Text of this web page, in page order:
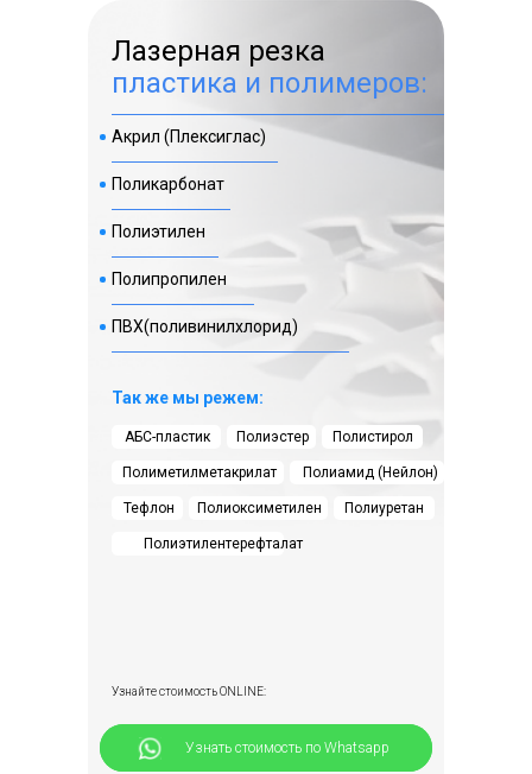
⠀⠀⠀⠀Узнать стоимость по Whatsapp
Узнайте стоимость ONLINE:
Лазерная резка
пластика и полимеров:
Акрил (Плексиглас)
Поликарбонат
Полиэтилен
Полипропилен
ПВХ(поливинилхлорид)
Так же мы режем:
АБС-пластик Полиэстер
Полиамид (Нейлон)
Полиметилметакрилат
Полистирол
Полиуретан
Тефлон Полиоксиметилен
Полиэтилентерефталат